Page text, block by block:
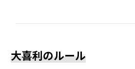
大喜利のルール